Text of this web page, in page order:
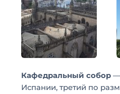
Кафедральный собор —
Испании, третий по